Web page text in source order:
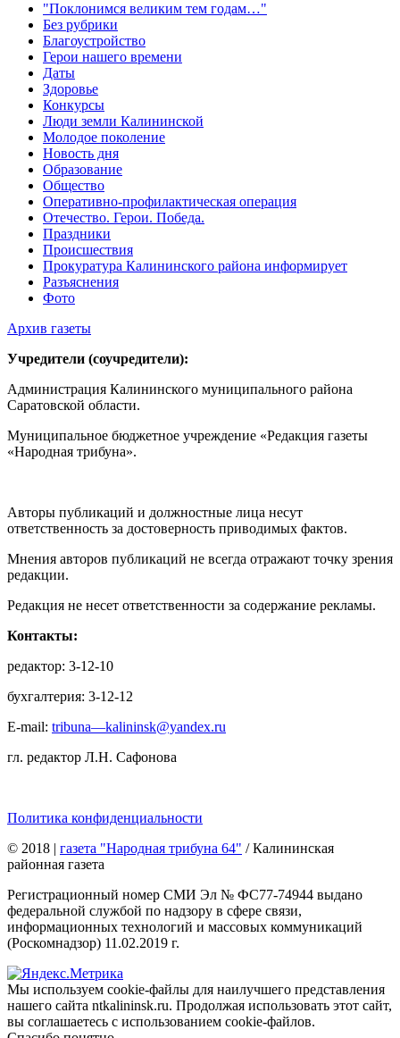
"Поклонимся великим тем годам…"
Без рубрики
Благоустройство
Герои нашего времени
Даты
Здоровье
Конкурсы
Люди земли Калининской
Молодое поколение
Новость дня
Образование
Общество
Оперативно-профилактическая операция
Отечество. Герои. Победа.
Праздники
Происшествия
Прокуратура Калининского района информирует
Разъяснения
Фото
Архив газеты
Учредители (соучредители):
Администрация Калининского муниципального района
Саратовской области.
Муниципальное бюджетное учреждение «Редакция газеты
«Народная трибуна».
Авторы публикаций и должностные лица несут
ответственность за достоверность приводимых фактов.
Мнения авторов публикаций не всегда отражают точку зрения
редакции.
Редакция не несет ответственности за содержание рекламы.
Контакты:
редактор: 3-12-10
бухгалтерия: 3-12-12
E-mail: tribuna—kalininsk@yandex.ru
гл. редактор Л.Н. Сафонова
Политика конфиденциальности
© 2018 | газета "Народная трибуна 64" / Калининская
районная газета
Регистрационный номер СМИ Эл № ФС77-74944 выдано
федеральной службой по надзору в сфере связи,
информационных технологий и массовых коммуникаций
(Роскомнадзор) 11.02.2019 г.
Мы используем cookie-файлы для наилучшего представления
нашего сайта ntkalininsk.ru. Продолжая использовать этот сайт,
вы соглашаетесь с использованием cookie-файлов.